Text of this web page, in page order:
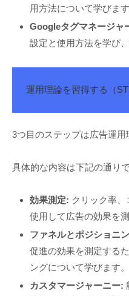
用方法について学びます
Googleタグマネージャ
設定と使用方法を学び
運用理論を習得する（
3つ目のステップは広告運用
具体的な内容は下記の通りで
効果測定: クリック率
使用して広告の効果を
ファネルとポジショニ
促進の効果を測定する
ングについて学びます。
カスタマージャーニー: